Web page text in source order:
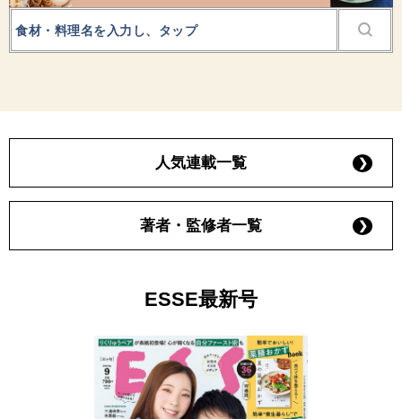
人気連載一覧
著者・監修者一覧
ESSE最新号